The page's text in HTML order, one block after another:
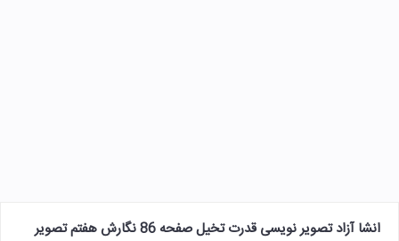
انشا آزاد تصویر نویسی قدرت تخیل صفحه 86 نگارش هفتم تصویر